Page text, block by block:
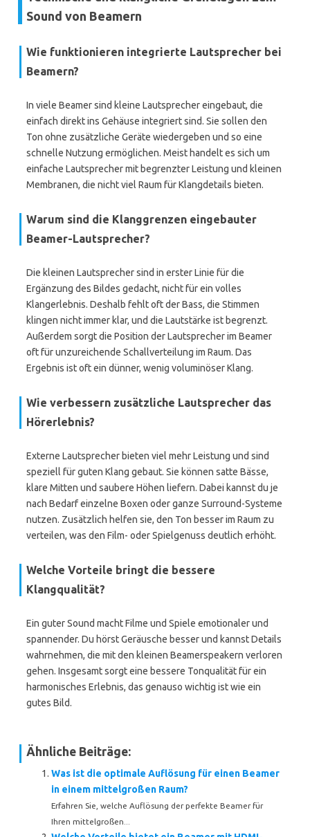
Sound von Beamern
Wie funktionieren integrierte Lautsprecher bei
Beamern?
In viele Beamer sind kleine Lautsprecher eingebaut, die
einfach direkt ins Gehäuse integriert sind. Sie sollen den
Ton ohne zusätzliche Geräte wiedergeben und so eine
schnelle Nutzung ermöglichen. Meist handelt es sich um
einfache Lautsprecher mit begrenzter Leistung und kleinen
Membranen, die nicht viel Raum für Klangdetails bieten.
Warum sind die Klanggrenzen eingebauter
Beamer-Lautsprecher?
Die kleinen Lautsprecher sind in erster Linie für die
Ergänzung des Bildes gedacht, nicht für ein volles
Klangerlebnis. Deshalb fehlt oft der Bass, die Stimmen
klingen nicht immer klar, und die Lautstärke ist begrenzt.
Außerdem sorgt die Position der Lautsprecher im Beamer
oft für unzureichende Schallverteilung im Raum. Das
Ergebnis ist oft ein dünner, wenig voluminöser Klang.
Wie verbessern zusätzliche Lautsprecher das
Hörerlebnis?
Externe Lautsprecher bieten viel mehr Leistung und sind
speziell für guten Klang gebaut. Sie können satte Bässe,
klare Mitten und saubere Höhen liefern. Dabei kannst du je
nach Bedarf einzelne Boxen oder ganze Surround-Systeme
nutzen. Zusätzlich helfen sie, den Ton besser im Raum zu
verteilen, was den Film- oder Spielgenuss deutlich erhöht.
Welche Vorteile bringt die bessere
Klangqualität?
Ein guter Sound macht Filme und Spiele emotionaler und
spannender. Du hörst Geräusche besser und kannst Details
wahrnehmen, die mit den kleinen Beamerspeakern verloren
gehen. Insgesamt sorgt eine bessere Tonqualität für ein
harmonisches Erlebnis, das genauso wichtig ist wie ein
gutes Bild.
Ähnliche Beiträge:
Was ist die optimale Auflösung für einen Beamer
in einem mittelgroßen Raum?
Erfahren Sie, welche Auflösung der perfekte Beamer für
Ihren mittelgroßen...